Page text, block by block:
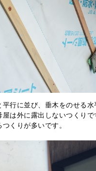
行に並び、垂木をのせる水
は外に露出しないつくりで
くりが多いです。